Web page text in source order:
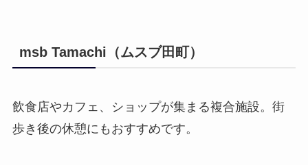
msb Tamachi（ムスブ田町）
飲食店やカフェ、ショップが集まる複合施設。街
歩き後の休憩にもおすすめです。